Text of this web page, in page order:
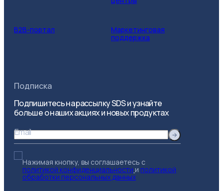
B2B-портал
Маркетинговая
поддержка
Подписка
Подпишитесь на рассылку SDS и узнайте
больше о наших акциях и новых продуктах
Email
Нажимая кнопку, вы соглашаетесь с
политикой конфиденциальности и политикой
обработки персональных данных